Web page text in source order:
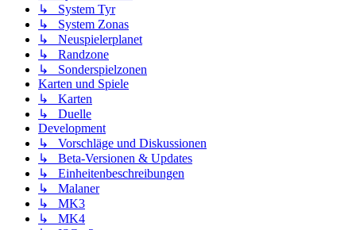
↳ System Tyr
↳ System Zonas
↳ Neuspielerplanet
↳ Randzone
↳ Sonderspielzonen
Karten und Spiele
↳ Karten
↳ Duelle
Development
↳ Vorschläge und Diskussionen
↳ Beta-Versionen & Updates
↳ Einheitenbeschreibungen
↳ Malaner
↳ MK3
↳ MK4